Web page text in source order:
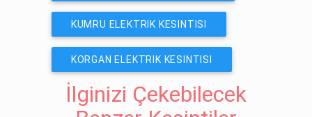
KUMRU ELEKTRIK KESINTISI
KORGAN ELEKTRIK KESINTISI
İlginizi Çekebilecek